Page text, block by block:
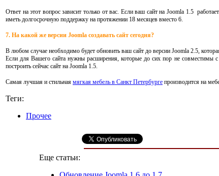
Ответ на этот вопрос зависит только от вас. Если ваш сайт на Joomla 1.5
иметь долгосрочную поддержку на протяжении 18 месяцев вместо 6.
7. На какой же версии Joomla создавать сайт сегодня?
В любом случае необходимо будет обновить ваш сайт до версии Joomla 2.5,
Если для Вашего сайта нужны расширения, которые до сих пор не совместимы
построить сейчас сайт на Joomla 1.5.
Самая лучшая и стильная мягкая мебель в Санкт Петербурге производится на
Теги:
Прочее
Еще статьи: